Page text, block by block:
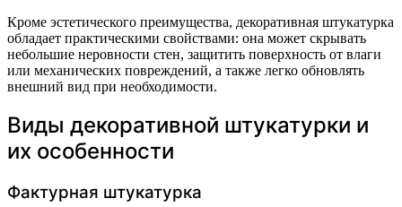
Кроме эстетического преимущества, декоративная штукатурка
обладает практическими свойствами: она может скрывать
небольшие неровности стен, защитить поверхность от влаги
или механических повреждений, а также легко обновлять
внешний вид при необходимости.
Виды декоративной штукатурки и
их особенности
Фактурная штукатурка